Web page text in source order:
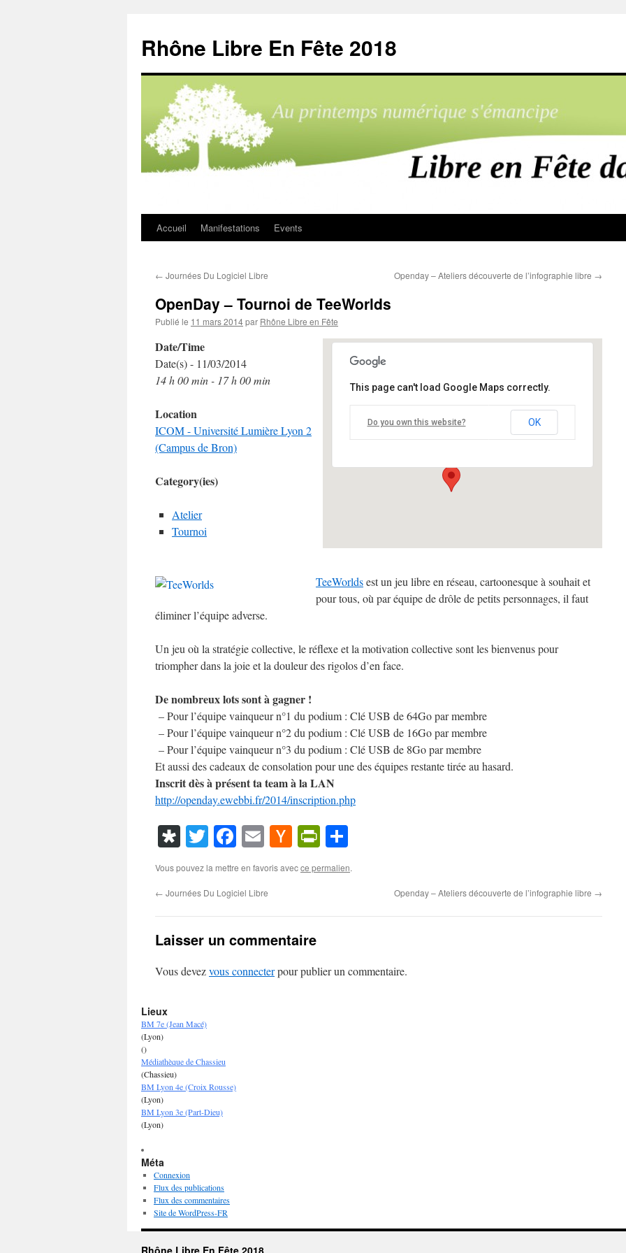
contenu
Rhône Libre En Fête 2018
Accueil Manifestations Events
← Journées Du Logiciel Libre Openday – Ateliers découverte de l’infographie libre →
OpenDay – Tournoi de TeeWorlds
Publié le 11 mars 2014par Rhône Libre en Fête
ICOM - Université Lumière Lyon
2 (Campus de Bron)
5 avenue Pierre-Mendes-France - Bron
This page can't load Google Maps correctly.
Do you own this website? OK
Date/Time
Date(s) - 11/03/2014
14 h 00 min - 17 h 00 min
Location
ICOM - Université Lumière Lyon 2
(Campus de Bron)
Category(ies)
Atelier
Tournoi
TeeWorldsest un jeu libre en réseau, cartoonesque à souhait et
pour tous, où par équipe de drôle de petits personnages, il faut
éliminer l’équipe adverse.
Un jeu où la stratégie collective, le réflexe et la motivation collective sont les bienvenus pour
triompher dans la joie et la douleur des rigolos d’en face.
De nombreux lots sont à gagner !
– Pour l’équipe vainqueur n°1 du podium : Clé USB de 64Go par membre
– Pour l’équipe vainqueur n°2 du podium : Clé USB de 16Go par membre
– Pour l’équipe vainqueur n°3 du podium : Clé USB de 8Go par membre
Et aussi des cadeaux de consolation pour une des équipes restante tirée au hasard.
Inscrit dès à présent ta team à la LAN
http://openday.ewebbi.fr/2014/inscription.php
Diaspora
TwitterFacebook
EmailHacker
News
PrintFriendly
Vous pouvez la mettre en favoris avecce permalien.
← Journées Du Logiciel Libre Openday – Ateliers découverte de l’infographie libre →
Laisser un commentaire
Vous devezvous connecterpour publier un commentaire.
Lieux
BM 7e (Jean Macé)
(Lyon)
()
Médiathèque de Chassieu
(Chassieu)
BM Lyon 4e (Croix Rousse)
(Lyon)
BM Lyon 3e (Part-Dieu)
(Lyon)
Méta
Connexion
Flux des publications
Flux des commentaires
Site de WordPress-FR